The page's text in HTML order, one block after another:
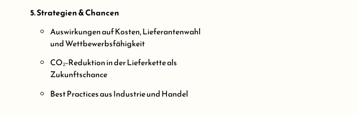
5. Strategien & Chancen
Auswirkungen auf Kosten, Lieferantenwahl
und Wettbewerbsfähigkeit
CO₂-Reduktion in der Lieferkette als
Zukunftschance
Best Practices aus Industrie und Handel